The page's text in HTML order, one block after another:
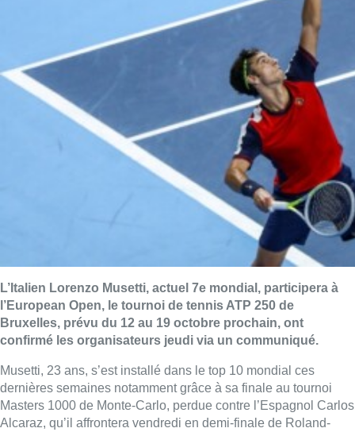
L’Italien Lorenzo Musetti, actuel 7e mondial, participera à
l’European Open, le tournoi de tennis ATP 250 de
Bruxelles, prévu du 12 au 19 octobre prochain, ont
confirmé les organisateurs jeudi via un communiqué.
Musetti, 23 ans, s’est installé dans le top 10 mondial ces
dernières semaines notamment grâce à sa finale au tournoi
Masters 1000 de Monte-Carlo, perdue contre l’Espagnol Carlos
Alcaraz, qu’il affrontera vendredi en demi-finale de Roland-